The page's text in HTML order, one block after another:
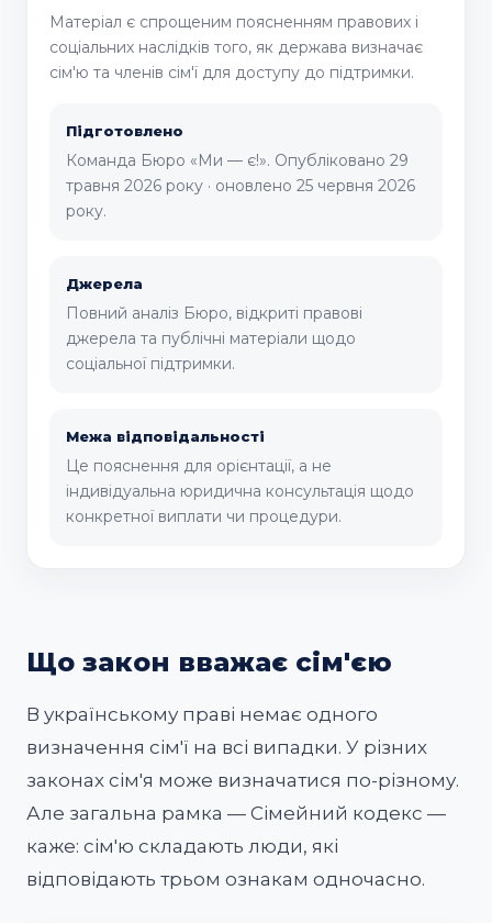
Матеріал є спрощеним поясненням правових і
соціальних наслідків того, як держава визначає
сім'ю та членів сім'ї для доступу до підтримки.
Підготовлено
Команда Бюро «Ми — є!». Опубліковано 29
травня 2026 року · оновлено 25 червня 2026
року.
Джерела
Повний аналіз Бюро, відкриті правові
джерела та публічні матеріали щодо
соціальної підтримки.
Межа відповідальності
Це пояснення для орієнтації, а не
індивідуальна юридична консультація щодо
конкретної виплати чи процедури.
Що закон вважає сім'єю
В українському праві немає одного
визначення сім'ї на всі випадки. У різних
законах сім'я може визначатися по-різному.
Але загальна рамка — Сімейний кодекс —
каже: сім'ю складають люди, які
відповідають трьом ознакам одночасно.